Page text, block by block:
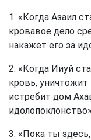
1. «Когда Азаил
кровавое дело
накажет его за
2. «Когда Ииуй
кровь,
истребит дом
3. «Пока ты